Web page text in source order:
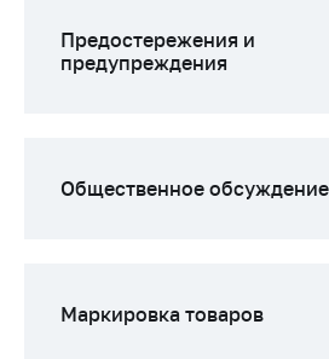
Предостережения и
предупреждения
Общественное
Маркировка товаров